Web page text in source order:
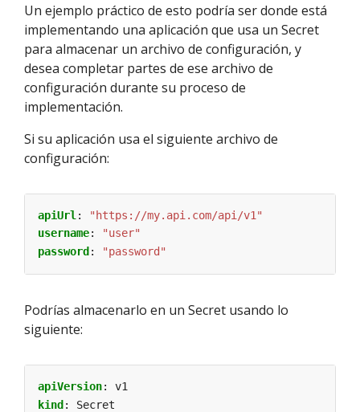
Un ejemplo práctico de esto podría ser donde está
implementando una aplicación que usa un Secret
para almacenar un archivo de configuración, y
desea completar partes de ese archivo de
configuración durante su proceso de
implementación.
Si su aplicación usa el siguiente archivo de
configuración:
apiUrl :
"https://my.api.com/api/v1"
username:
"user"
password : "password"
Podrías almacenarlo en un Secret usando lo
siguiente:
apiVersion:
v1
kind:
Secret